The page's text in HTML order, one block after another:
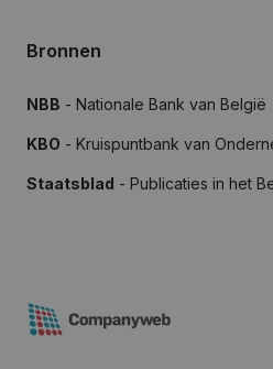
Bronnen
NBB - Nationale Bank van België
KBO - Kruispuntbank van
Staatsblad - Publicaties in het